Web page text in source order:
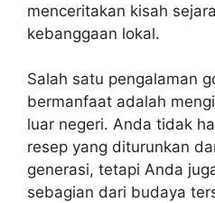
menceritakan kisah
kebanggaan lokal.
Salah satu pengalaman
bermanfaat adalah
luar negeri. Anda tidak
resep yang diturunkan
generasi, tetapi Anda
sebagian dari budaya